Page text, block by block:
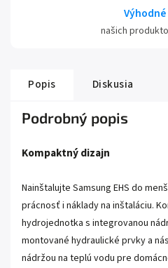
našich
Popis Diskusia
Podrobný popis
Kompaktný dizajn
Nainštalujte Samsung EHS do
prácnosť i náklady na inštaláciu.
hydrojednotka s integrovanou
montované hydraulické prvky a
nádržou na teplú vodu pre